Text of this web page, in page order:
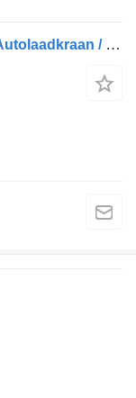
HIAB X-DUO 218 E-2 Crane / Kraan / Autolaadkraan / Ladekrane / Kran /